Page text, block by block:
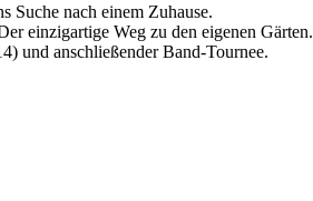
Suche nach einem Zuhause.
einzigartige Weg zu den eigenen Gärten.
und anschließender Band-Tournee.